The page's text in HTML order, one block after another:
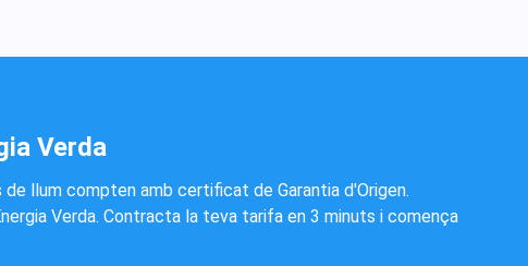
Verda
llum compten amb certificat de Garantia d'Origen.
Verda. Contracta la teva tarifa en 3 minuts i comença